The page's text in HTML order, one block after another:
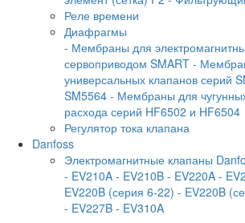
Реле времени
Диафрагмы
- Мембраны для
сервоприводом SMART -
универсальных клапанов серий
SM5564 - Мембраны для
расхода серий HF6502 и HF6504
Регулятор тока клапана
Danfoss
Электромагнитные клапаны
- EV210A - EV210B - EV220A -
EV220B (серия 6-22) - EV220B
- EV227B - EV310A